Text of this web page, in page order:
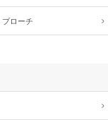
ブローチ